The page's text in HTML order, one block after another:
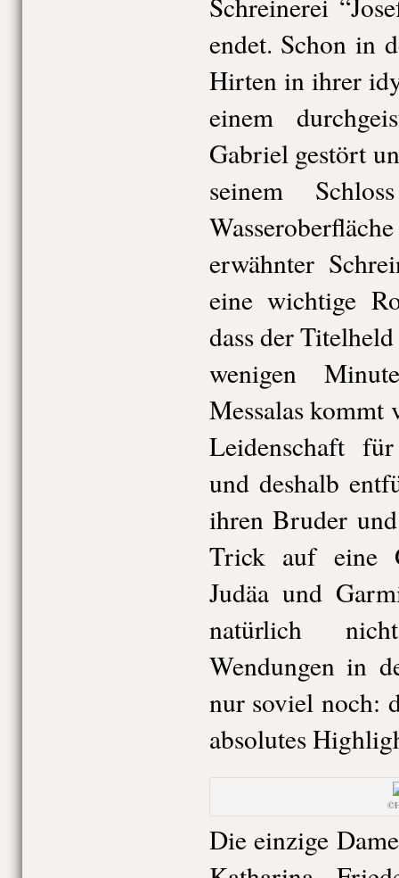
endet. Schon in
Hirten in ihrer
einem
Gabriel gestört
seinem
erwähnter
eine wichtige
dass der
wenigen
Messalas kommt
Leidenschaft
und deshalb
ihren Bruder
Trick auf eine
Judäa und
natürlich
Wendungen in
nur soviel noch:
absolutes
Die einzige